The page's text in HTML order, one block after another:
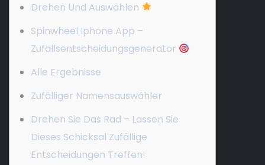
Drehen Und Auswählen
Spinwheel Iphone App –
Zufallsentscheidungsgenerator
Alle Ergebnisse
Zufälliger Namensauswähler
Drehen Sie Das Rad – Lassen Sie
Dieses Schicksal Zufällige
Entscheidungen Treffen!